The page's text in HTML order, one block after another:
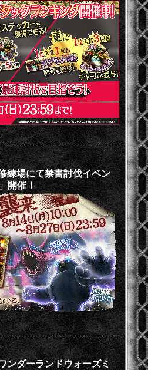
練場にて禁書討伐イベン
開催！
ンダーランドウォーズミ